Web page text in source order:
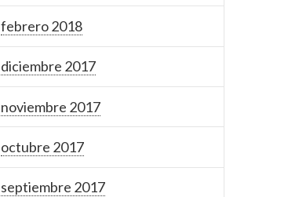
febrero 2018
diciembre 2017
noviembre 2017
octubre 2017
septiembre 2017